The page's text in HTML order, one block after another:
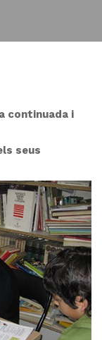
continuada i
seus